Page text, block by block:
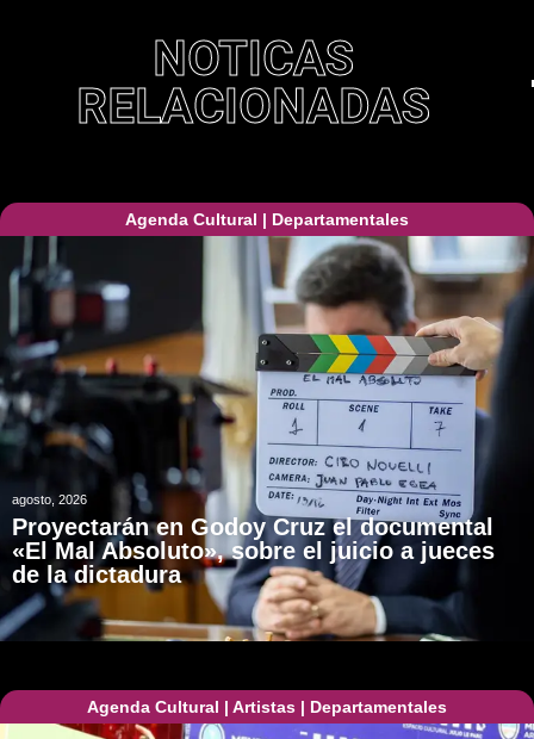
NOTICAS
RELACIONADAS
Agenda Cultural | Departamentales
agosto, 2026
Proyectarán en Godoy Cruz el documental
«El Mal Absoluto», sobre el juicio a jueces
de la dictadura
Agenda Cultural | Artistas | Departamentales